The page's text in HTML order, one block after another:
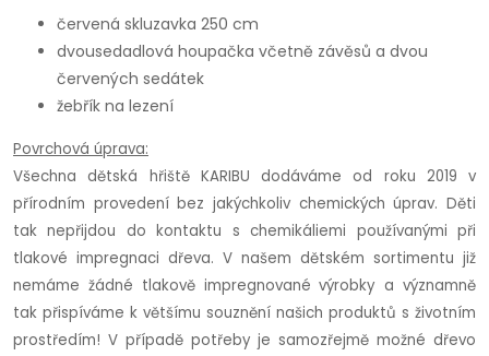
červená skluzavka 250 cm
dvousedadlová houpačka včetně závěsů a dvou
červených sedátek
žebřík na lezení
Povrchová úprava:
Všechna dětská hřiště KARIBU dodáváme od roku 2019 v
přírodním provedení bez jakýchkoliv chemických úprav. Děti
tak nepřijdou do kontaktu s chemikáliemi používanými při
tlakové impregnaci dřeva. V našem dětském sortimentu již
nemáme žádné tlakově impregnované výrobky a významně
tak přispíváme k většímu souznění našich produktů s životním
prostředím! V případě potřeby je samozřejmě možné dřevo